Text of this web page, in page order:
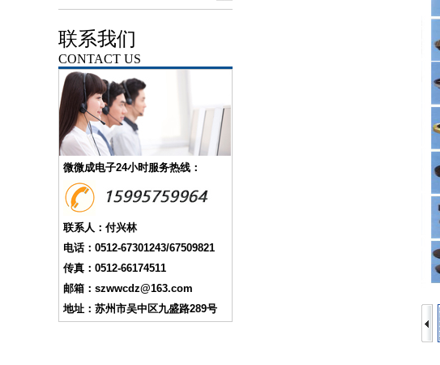
联系我们
CONTACT US
微微成电子24小时服务热线：
联系人：付兴林
电话：0512-67301243/67509821
传真：0512-66174511
邮箱：szwwcdz@163.com
地址：苏州市吴中区九盛路289号